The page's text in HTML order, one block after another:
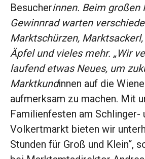
Besucherinnen. Beim großen
Gewinnrad warten
Marktschürzen,
Äpfel und vieles mehr. „Wir
laufend etwas Neues, um
Marktkundinnen auf die
aufmerksam zu machen. Mit
Familienfesten am Schlinger-
Volkertmarkt bieten wir
Stunden für Groß und Klein“,